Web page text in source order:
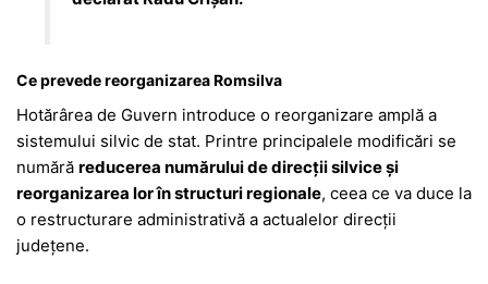
Ce prevede reorganizarea Romsilva
Hotărârea de Guvern introduce o reorganizare amplă a
sistemului silvic de stat. Printre principalele modificări se
numără reducerea numărului de direcții silvice și
reorganizarea lor în structuri regionale, ceea ce va duce la
o restructurare administrativă a actualelor direcții
județene.